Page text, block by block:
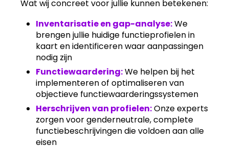
Wat wij concreet voor jullie kunnen betekenen:
Inventarisatie en gap-analyse:We
brengen jullie huidige functieprofielen in
kaart en identificeren waar aanpassingen
nodig zijn
Functiewaardering:We helpen bij het
implementeren of optimaliseren van
objectieve functiewaarderingssystemen
Herschrijven van profielen:Onze experts
zorgen voor genderneutrale, complete
functiebeschrijvingen die voldoen aan alle
eisen